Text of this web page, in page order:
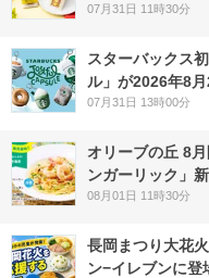
07月31日 11時30分
スターバックス
ル」が2026年8
07月31日 13時00分
オリーブの丘 8
ンガーリック」
08月01日 11時30分
長岡まつり大花
ン−イレブンに登